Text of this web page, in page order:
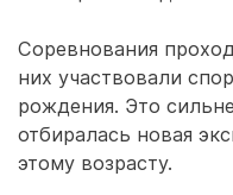
Соревнования
них участвовали
рождения. Это
отбиралась новая
этому возрасту.